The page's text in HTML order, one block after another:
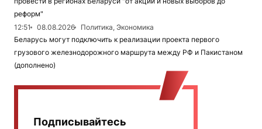
реформ"
12:51
08.08.2026
Политика, Экономика
Беларусь могут подключить к реализации проекта первого
грузового железнодорожного маршрута между РФ и Пакистаном
(дополнено)
Подписывайтесь